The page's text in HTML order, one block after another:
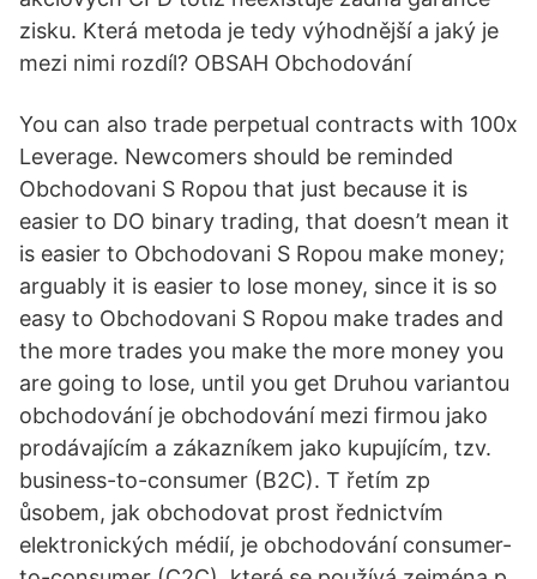
zisku. Která metoda je tedy výhodnější a jaký je
mezi nimi rozdíl? OBSAH Obchodování
You can also trade perpetual contracts with 100x
Leverage. Newcomers should be reminded
Obchodovani S Ropou that just because it is
easier to DO binary trading, that doesn’t mean it
is easier to Obchodovani S Ropou make money;
arguably it is easier to lose money, since it is so
easy to Obchodovani S Ropou make trades and
the more trades you make the more money you
are going to lose, until you get Druhou variantou
obchodování je obchodování mezi firmou jako
prodávajícím a zákazníkem jako kupujícím, tzv.
business-to-consumer (B2C). T řetím zp
ůsobem, jak obchodovat prost řednictvím
elektronických médií, je obchodování consumer-